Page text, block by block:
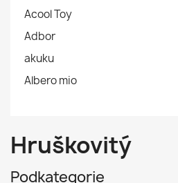
Acool Toy
Adbor
akuku
Albero mio
Hruškovitý
Podkategorie